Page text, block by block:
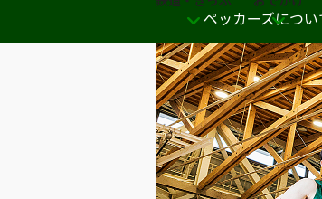
ペッカーズについ